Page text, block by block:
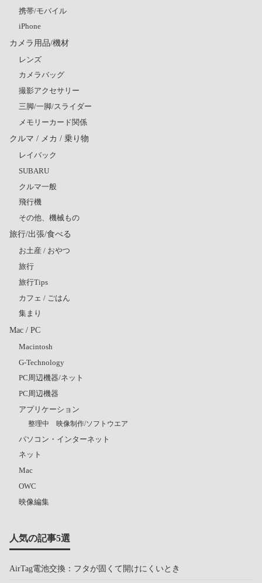
携帯/モバイル
iPhone
カメラ用品/機材
レンズ
カメラバッグ
撮影アクセサリー
三脚/一脚/スライダー
メモリーカード関係
クルマ / メカ / 乗り物
レイバック
SUBARU
クルマ一般
飛行機
その他、機械もの
旅行/出張/食べる
お土産 / おやつ
旅行
旅行Tips
カフェ / ごはん
集まり
Mac / PC
Macintosh
G-Technology
PC周辺機器/ネット
PC周辺機器
アプリケーション
整理中 映像制作/ソフトウエア
パソコン・インターネット
ネット
Mac
OWC
映像編集
人気の記事5選
AirTag電池交換：フタが固くて開けにくいとき